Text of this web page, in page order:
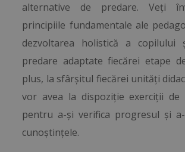
alternative de predare. Veți
principiile fundamentale ale
dezvoltarea holistică a copilului
predare adaptate fiecărei etape
plus, la sfârșitul fiecărei unități
vor avea la dispoziție exerciții de
pentru a-și verifica progresul și
cunoștințele.